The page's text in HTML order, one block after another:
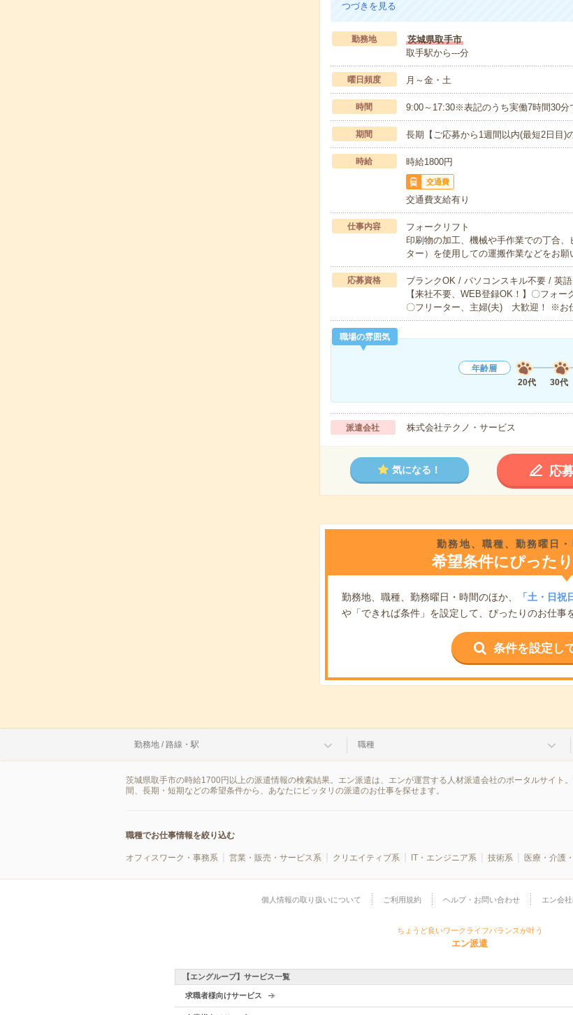
つづきを見る
勤務地
茨城県取手市
取手駅から---分
曜日頻度 月～金・土
時間 9:00～17:30※表記のうち実働7時間30分
期間 長期【ご応募から1週間以内(最短2日目)
時給 時給1800円
交通費
交通費支給有り
仕事内容
フォークリフト
印刷物の加工、機械や手作業での丁合
ター）を使用しての運搬作業などをお
応募資格
ブランクOK / パソコンスキル不要 / 英
【来社不要、WEB登録OK！】〇フォ
〇フリーター、主婦(夫) 大歓迎！ ※お
職場の雰囲気
年齢層
20代
30代
派遣会社 株式会社テクノ・サービス
気になる！ 応
勤務地、職種、勤務曜日
希望条件にぴった
勤務地、職種、勤務曜日・時間のほか、 「土・日祝
や「できれば条件」を設定して、ぴったりのお仕事
条件を設定し
勤務地 / 路線・駅 職種
茨城県取手市の時給1700円以上の派遣情報の検索結果。エン派遣は、エンが運営する人材派遣会社のポータルサイト
間、長期・短期などの希望条件から、あなたにピッタリの派遣のお仕事を探せます。
職種でお仕事情報を絞り込む
オフィスワーク・事務系 営業・販売・サービス系 クリエイティブ系 IT・エンジニア系 技術系 医療・介護
個人情報の取り扱いについて ご利用規約 ヘルプ・お問い合わせ エン会
ちょうど良いワークライフバランスが叶う
エン派遣
【エングループ】サービス一覧
求職者様向けサービス